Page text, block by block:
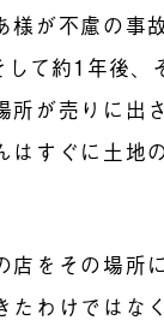
様が不慮の事
て約1年後、
所が売りに出
はすぐに土地
店をその場所
たわけではな